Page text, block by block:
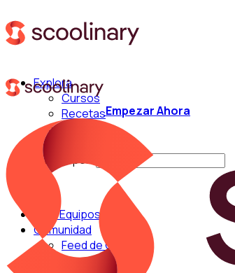
Explora
Cursos
Recetas
Buscar por:
Para Equipos
Comunidad
Feed de Cocina
Blog
Empezar Ahora